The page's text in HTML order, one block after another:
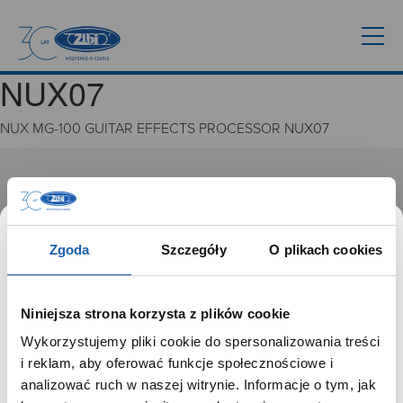
Zgoda Szczegóły O plikach cookies
Niniejsza strona korzysta z plików cookie
Wykorzystujemy pliki cookie do spersonalizowania treści
i reklam, aby oferować funkcje społecznościowe i
analizować ruch w naszej witrynie. Informacje o tym, jak
NUX07
NUX MG-100 GUITAR EFFECTS PROCESSOR NUX07
GRUPA ZIBI
Historia
Misja, wizja i wartości Grupy Zibi
Ważne daty
Zgoda na ciasteczka
PRODUKTY
Zegarki
SZANOWNY UŻYTKOWNIKU,
SZANOWNA UŻYTKOWNICZKO